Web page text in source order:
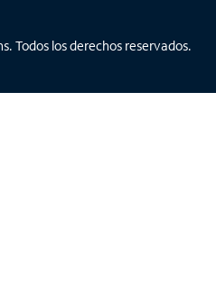
Todos los derechos reservados.